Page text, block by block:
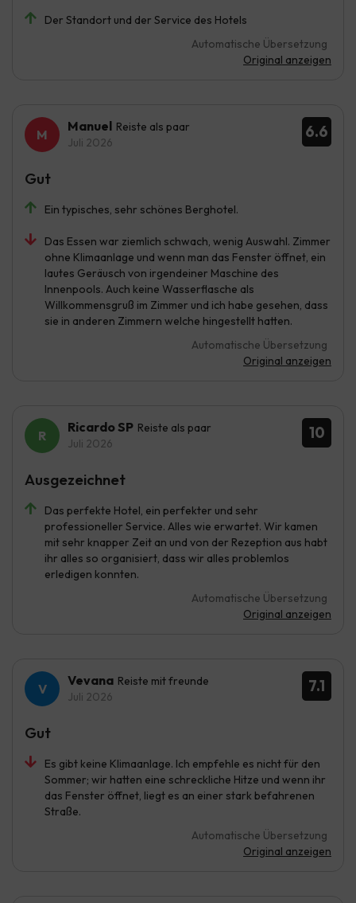
Der Standort und der Service des Hotels
Automatische Übersetzung
Original anzeigen
6.6
Manuel Reiste als paar
Juli 2026
Ein typisches, sehr schönes Berghotel.
Das Essen war ziemlich schwach, wenig Auswahl. Zimmer
ohne Klimaanlage und wenn man das Fenster öffnet, ein
lautes Geräusch von irgendeiner Maschine des
Innenpools. Auch keine Wasserflasche als
Willkommensgruß im Zimmer und ich habe gesehen, dass
sie in anderen Zimmern welche hingestellt hatten.
Automatische Übersetzung
Original anzeigen
Gut
10
Ricardo SP Reiste als paar
Juli 2026
Das perfekte Hotel, ein perfekter und sehr
professioneller Service. Alles wie erwartet. Wir kamen
mit sehr knapper Zeit an und von der Rezeption aus habt
ihr alles so organisiert, dass wir alles problemlos
erledigen konnten.
Automatische Übersetzung
Original anzeigen
Ausgezeichnet
7.1
Vevana Reiste mit freunde
Juli 2026
Es gibt keine Klimaanlage. Ich empfehle es nicht für den
Sommer; wir hatten eine schreckliche Hitze und wenn ihr
das Fenster öffnet, liegt es an einer stark befahrenen
Straße.
Automatische Übersetzung
Original anzeigen
Gut